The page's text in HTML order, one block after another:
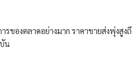
รของตลาดอย่างมาก ราคาขายส่งพุ่งสู
น